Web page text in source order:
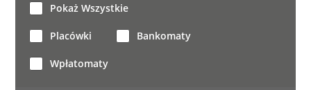
Pokaż Wszystkie
Placówki Bankomaty
Wpłatomaty